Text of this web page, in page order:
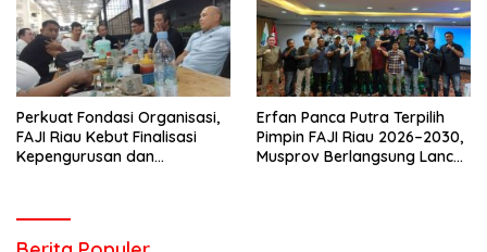
Perkuat Fondasi Organisasi,
FAJI Riau Kebut Finalisasi
Kepengurusan dan
Erfan Panca Putra Terpilih
Pimpin FAJI Riau 2026–2030,
Musprov Berlangsung Lancar